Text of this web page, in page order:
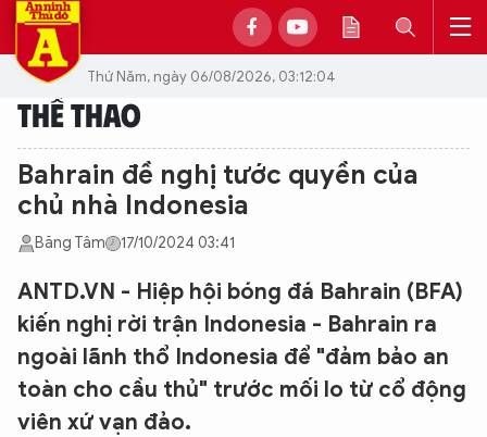
Thứ Năm, ngày 06/08/2026, 03:12:04
THỂ THAO
Bahrain đề nghị tước quyền của
chủ nhà Indonesia
Băng Tâm 17/10/2024 03:41
ANTD.VN - Hiệp hội bóng đá Bahrain (BFA)
kiến nghị rời trận Indonesia - Bahrain ra
ngoài lãnh thổ Indonesia để "đảm bảo an
toàn cho cầu thủ" trước mối lo từ cổ động
viên xứ vạn đảo.